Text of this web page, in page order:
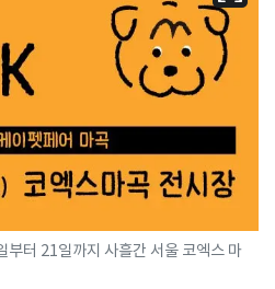
터 21일까지 사흘간 서울 코엑스 마